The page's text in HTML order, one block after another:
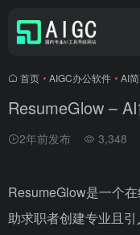
首页 • AIGC办公软件 • AI
ResumeGlow –
2年前发布 3,348
ResumeGlow是一个
助求职者创建专业且引